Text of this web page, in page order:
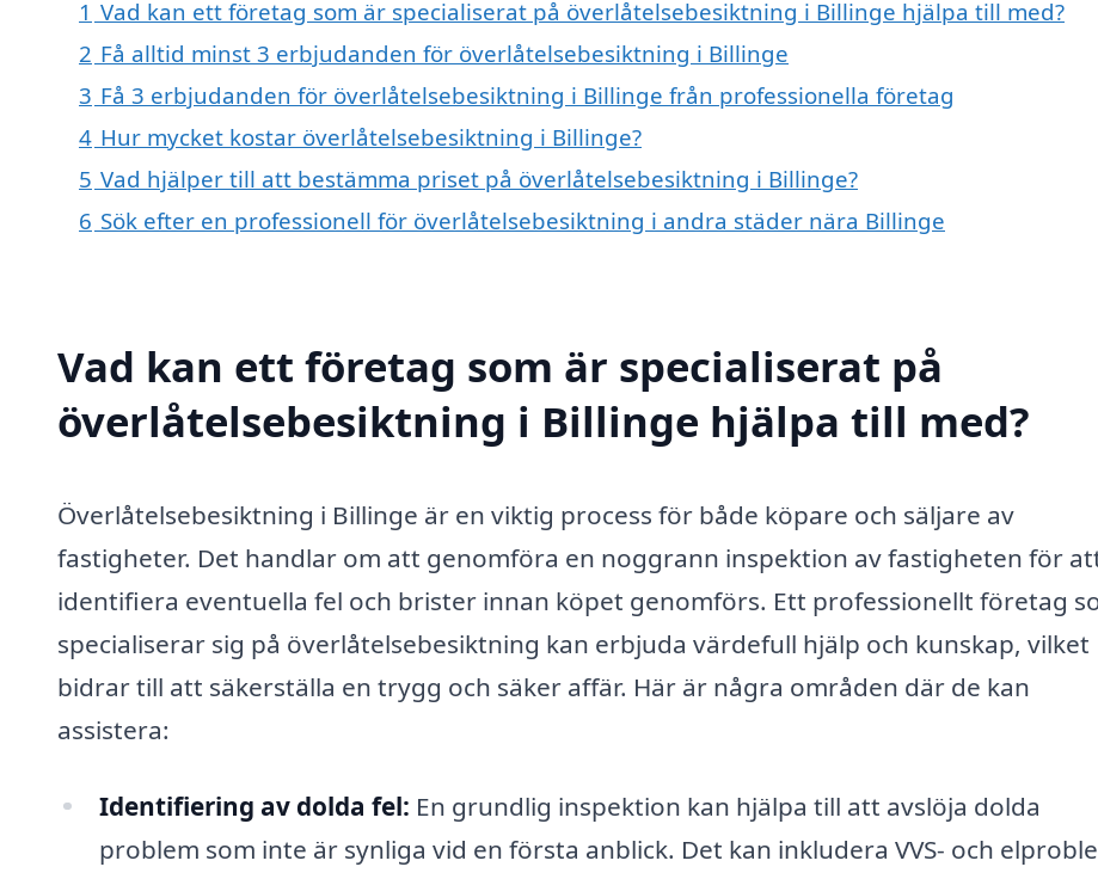
1 Vad kan ett företag som är specialiserat på överlåtelsebesiktning i Billinge hjälpa till med?
2 Få alltid minst 3 erbjudanden för överlåtelsebesiktning i Billinge
3 Få 3 erbjudanden för överlåtelsebesiktning i Billinge från professionella företag
4 Hur mycket kostar överlåtelsebesiktning i Billinge?
5 Vad hjälper till att bestämma priset på överlåtelsebesiktning i Billinge?
6 Sök efter en professionell för överlåtelsebesiktning i andra städer nära Billinge
Vad kan ett företag som är specialiserat på
överlåtelsebesiktning i Billinge hjälpa till med?
Överlåtelsebesiktning i Billinge är en viktig process för både köpare och säljare av
fastigheter. Det handlar om att genomföra en noggrann inspektion av fastigheten för
identifiera eventuella fel och brister innan köpet genomförs. Ett professionellt företag
specialiserar sig på överlåtelsebesiktning kan erbjuda värdefull hjälp och kunskap, vilket
bidrar till att säkerställa en trygg och säker affär. Här är några områden där de kan
assistera:
Identifiering av dolda fel: En grundlig inspektion kan hjälpa till att avslöja dolda
problem som inte är synliga vid en första anblick. Det kan inkludera VVS- och